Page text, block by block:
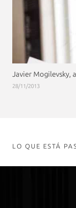
Javier Mogilevsky,
28/11/2013
LO QUE ESTÁ